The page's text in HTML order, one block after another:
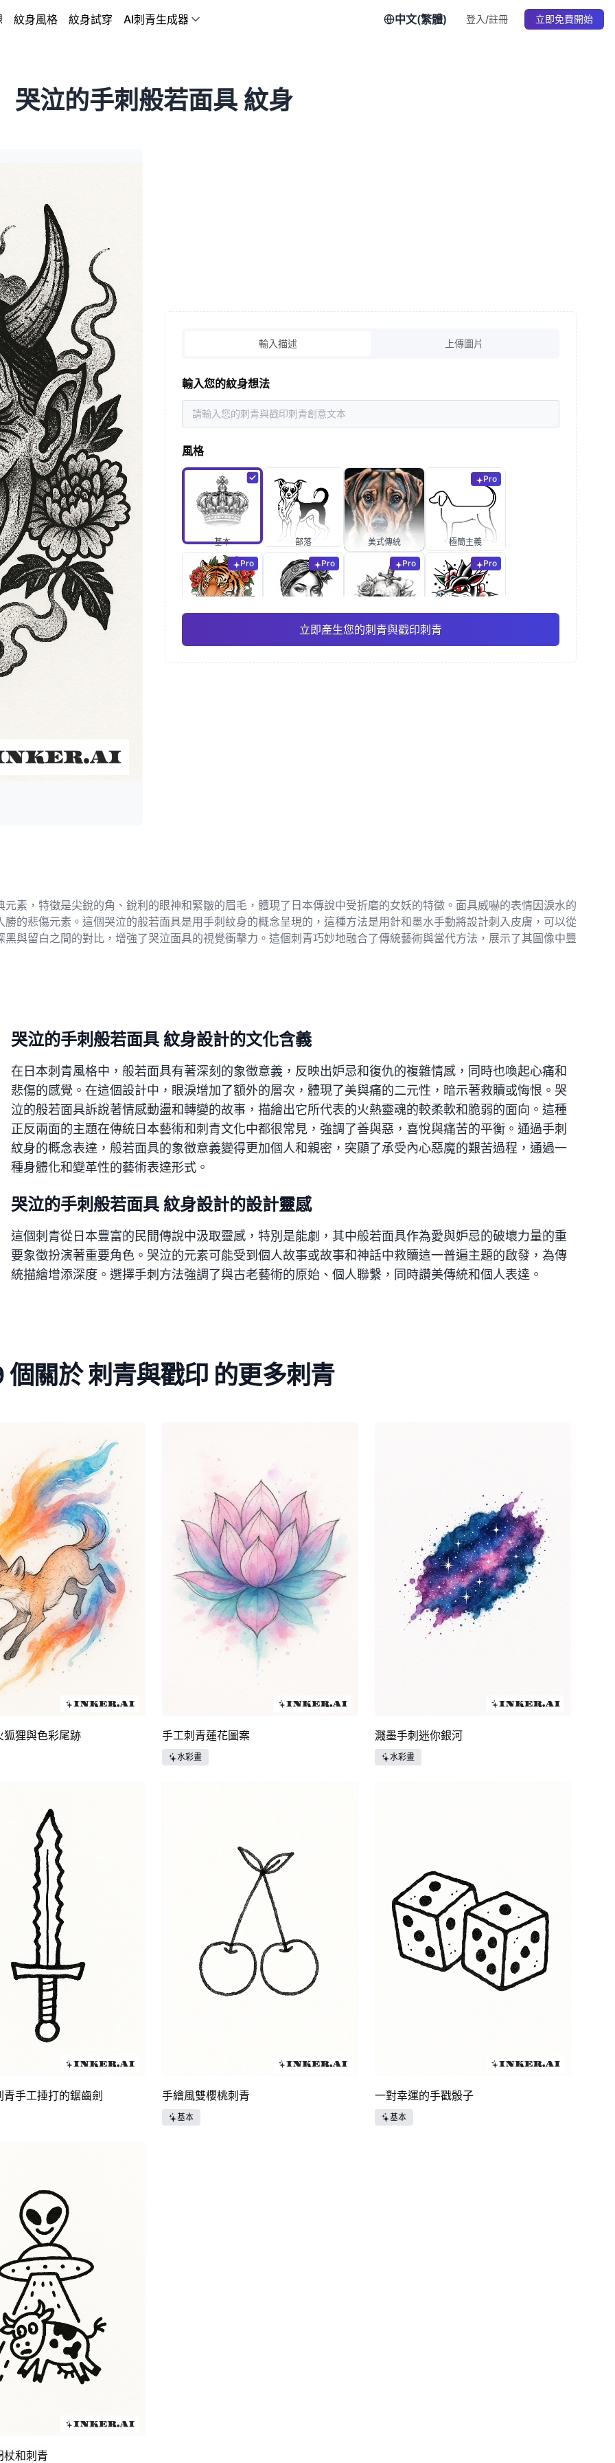
中文(繁體) 登入/註冊 立即免費開始
紋身風格 紋身試穿 AI刺青生成器
哭泣的手刺般若面具 紋身
輸入描述 上傳圖片
輸入您的紋身想法
風格
基本 部落 美式傳統
Pro
極簡主義
Pro
日式
Pro
水彩
Pro
精細線條
Pro
動漫
立即產生您的刺青與戳印刺青
素，特徵是尖銳的角、銳利的眼神和緊皺的眉毛，體現了日本傳說中受折磨的女妖的特徵。面具威嚇的表情因淚水的
的悲傷元素。這個哭泣的般若面具是用手刺紋身的概念呈現的，這種方法是用針和墨水手動將設計刺入皮膚，可以從
與留白之間的對比，增強了哭泣面具的視覺衝擊力。這個刺青巧妙地融合了傳統藝術與當代方法，展示了其圖像中豐
哭泣的手刺般若面具 紋身設計的文化含義
在日本刺青風格中，般若面具有著深刻的象徵意義，反映出妒忌和復仇的複雜情感，同時也喚起心痛和
悲傷的感覺。在這個設計中，眼淚增加了額外的層次，體現了美與痛的二元性，暗示著救贖或悔恨。哭
泣的般若面具訴說著情感動盪和轉變的故事，描繪出它所代表的火熱靈魂的較柔軟和脆弱的面向。這種
正反兩面的主題在傳統日本藝術和刺青文化中都很常見，強調了善與惡，喜悅與痛苦的平衡。通過手刺
紋身的概念表達，般若面具的象徵意義變得更加個人和親密，突顯了承受內心惡魔的艱苦過程，通過一
種身體化和變革性的藝術表達形式。
哭泣的手刺般若面具 紋身設計的設計靈感
這個刺青從日本豐富的民間傳說中汲取靈感，特別是能劇，其中般若面具作為愛與妒忌的破壞力量的重
要象徵扮演著重要角色。哭泣的元素可能受到個人故事或故事和神話中救贖這一普遍主題的啟發，為傳
統描繪增添深度。選擇手刺方法強調了與古老藝術的原始、個人聯繫，同時讚美傳統和個人表達。
個關於 刺青與戳印 的更多刺青
狐狸與色彩尾跡 手工刺青蓮花圖案
水彩畫
濺墨手刺迷你銀河
水彩畫
手工捶打的鋸齒劍 手繪風雙櫻桃刺青
基本
一對幸運的手戳骰子
基本
杖和刺青